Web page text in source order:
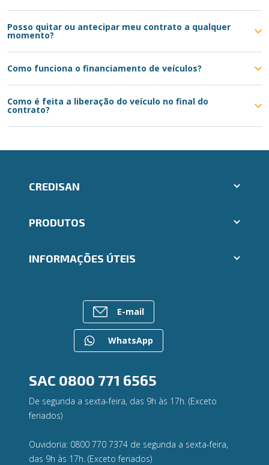
Posso quitar ou antecipar meu contrato a qualquer
momento?
Como funciona o financiamento de veículos?
Como é feita a liberação do veículo no final do
contrato?
CREDISAN
Trabalhe Conosco
Notícias
Mapa do site
PRODUTOS
Consórcios
Para empresas
INFORMAÇÕES ÚTEIS
Postos de Atendimento
Regularização de dívidas
Canal de Ética
E-mail
WhatsApp
SAC 0800 771 6565
De segunda a sexta-feira, das 9h às 17h. (Exceto
feriados)
Ouvidoria: 0800 770 7374 de segunda a sexta-feira,
das 9h às 17h. (Exceto feriados)